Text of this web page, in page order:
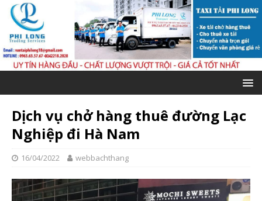
Dịch vụ chở hàng thuê đường Lạc
Nghiệp đi Hà Nam
16/04/2022 webbachthang